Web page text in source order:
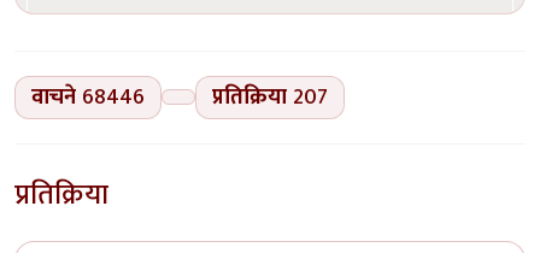
वाचने 68446 प्रतिक्रिया 207
प्रतिक्रिया